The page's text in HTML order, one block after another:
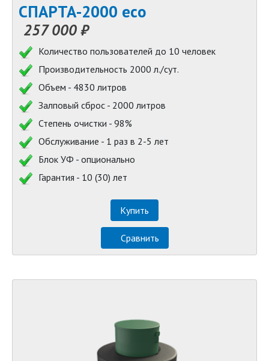
СПАРТА-2000 eco
257 000 ₽
Количество пользователей до 10 человек
Производительность 2000 л./сут.
Объем - 4830 литров
Залповый сброс - 2000 литров
Степень очистки - 98%
Обслуживание - 1 раз в 2-5 лет
Блок УФ - опционально
Гарантия - 10 (30) лет
Купить
Сравнить